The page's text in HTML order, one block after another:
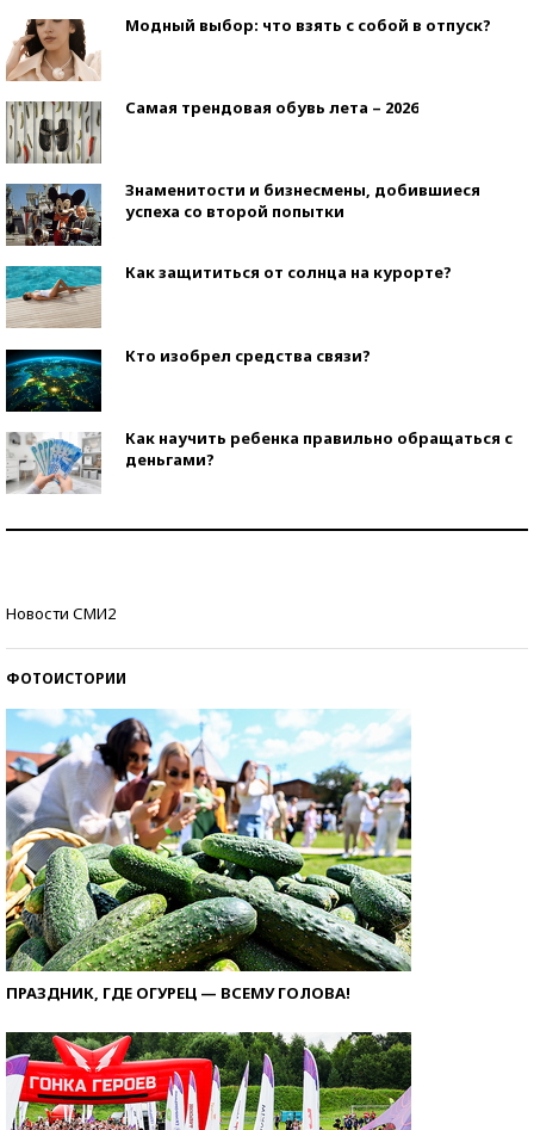
Модный выбор: что взять с собой в отпуск?
Самая трендовая обувь лета – 2026
Знаменитости и бизнесмены, добившиеся
успеха со второй попытки
Как защититься от солнца на курорте?
Кто изобрел средства связи?
Как научить ребенка правильно обращаться с
деньгами?
Новости СМИ2
ФОТОИСТОРИИ
ПРАЗДНИК, ГДЕ ОГУРЕЦ — ВСЕМУ ГОЛОВА!